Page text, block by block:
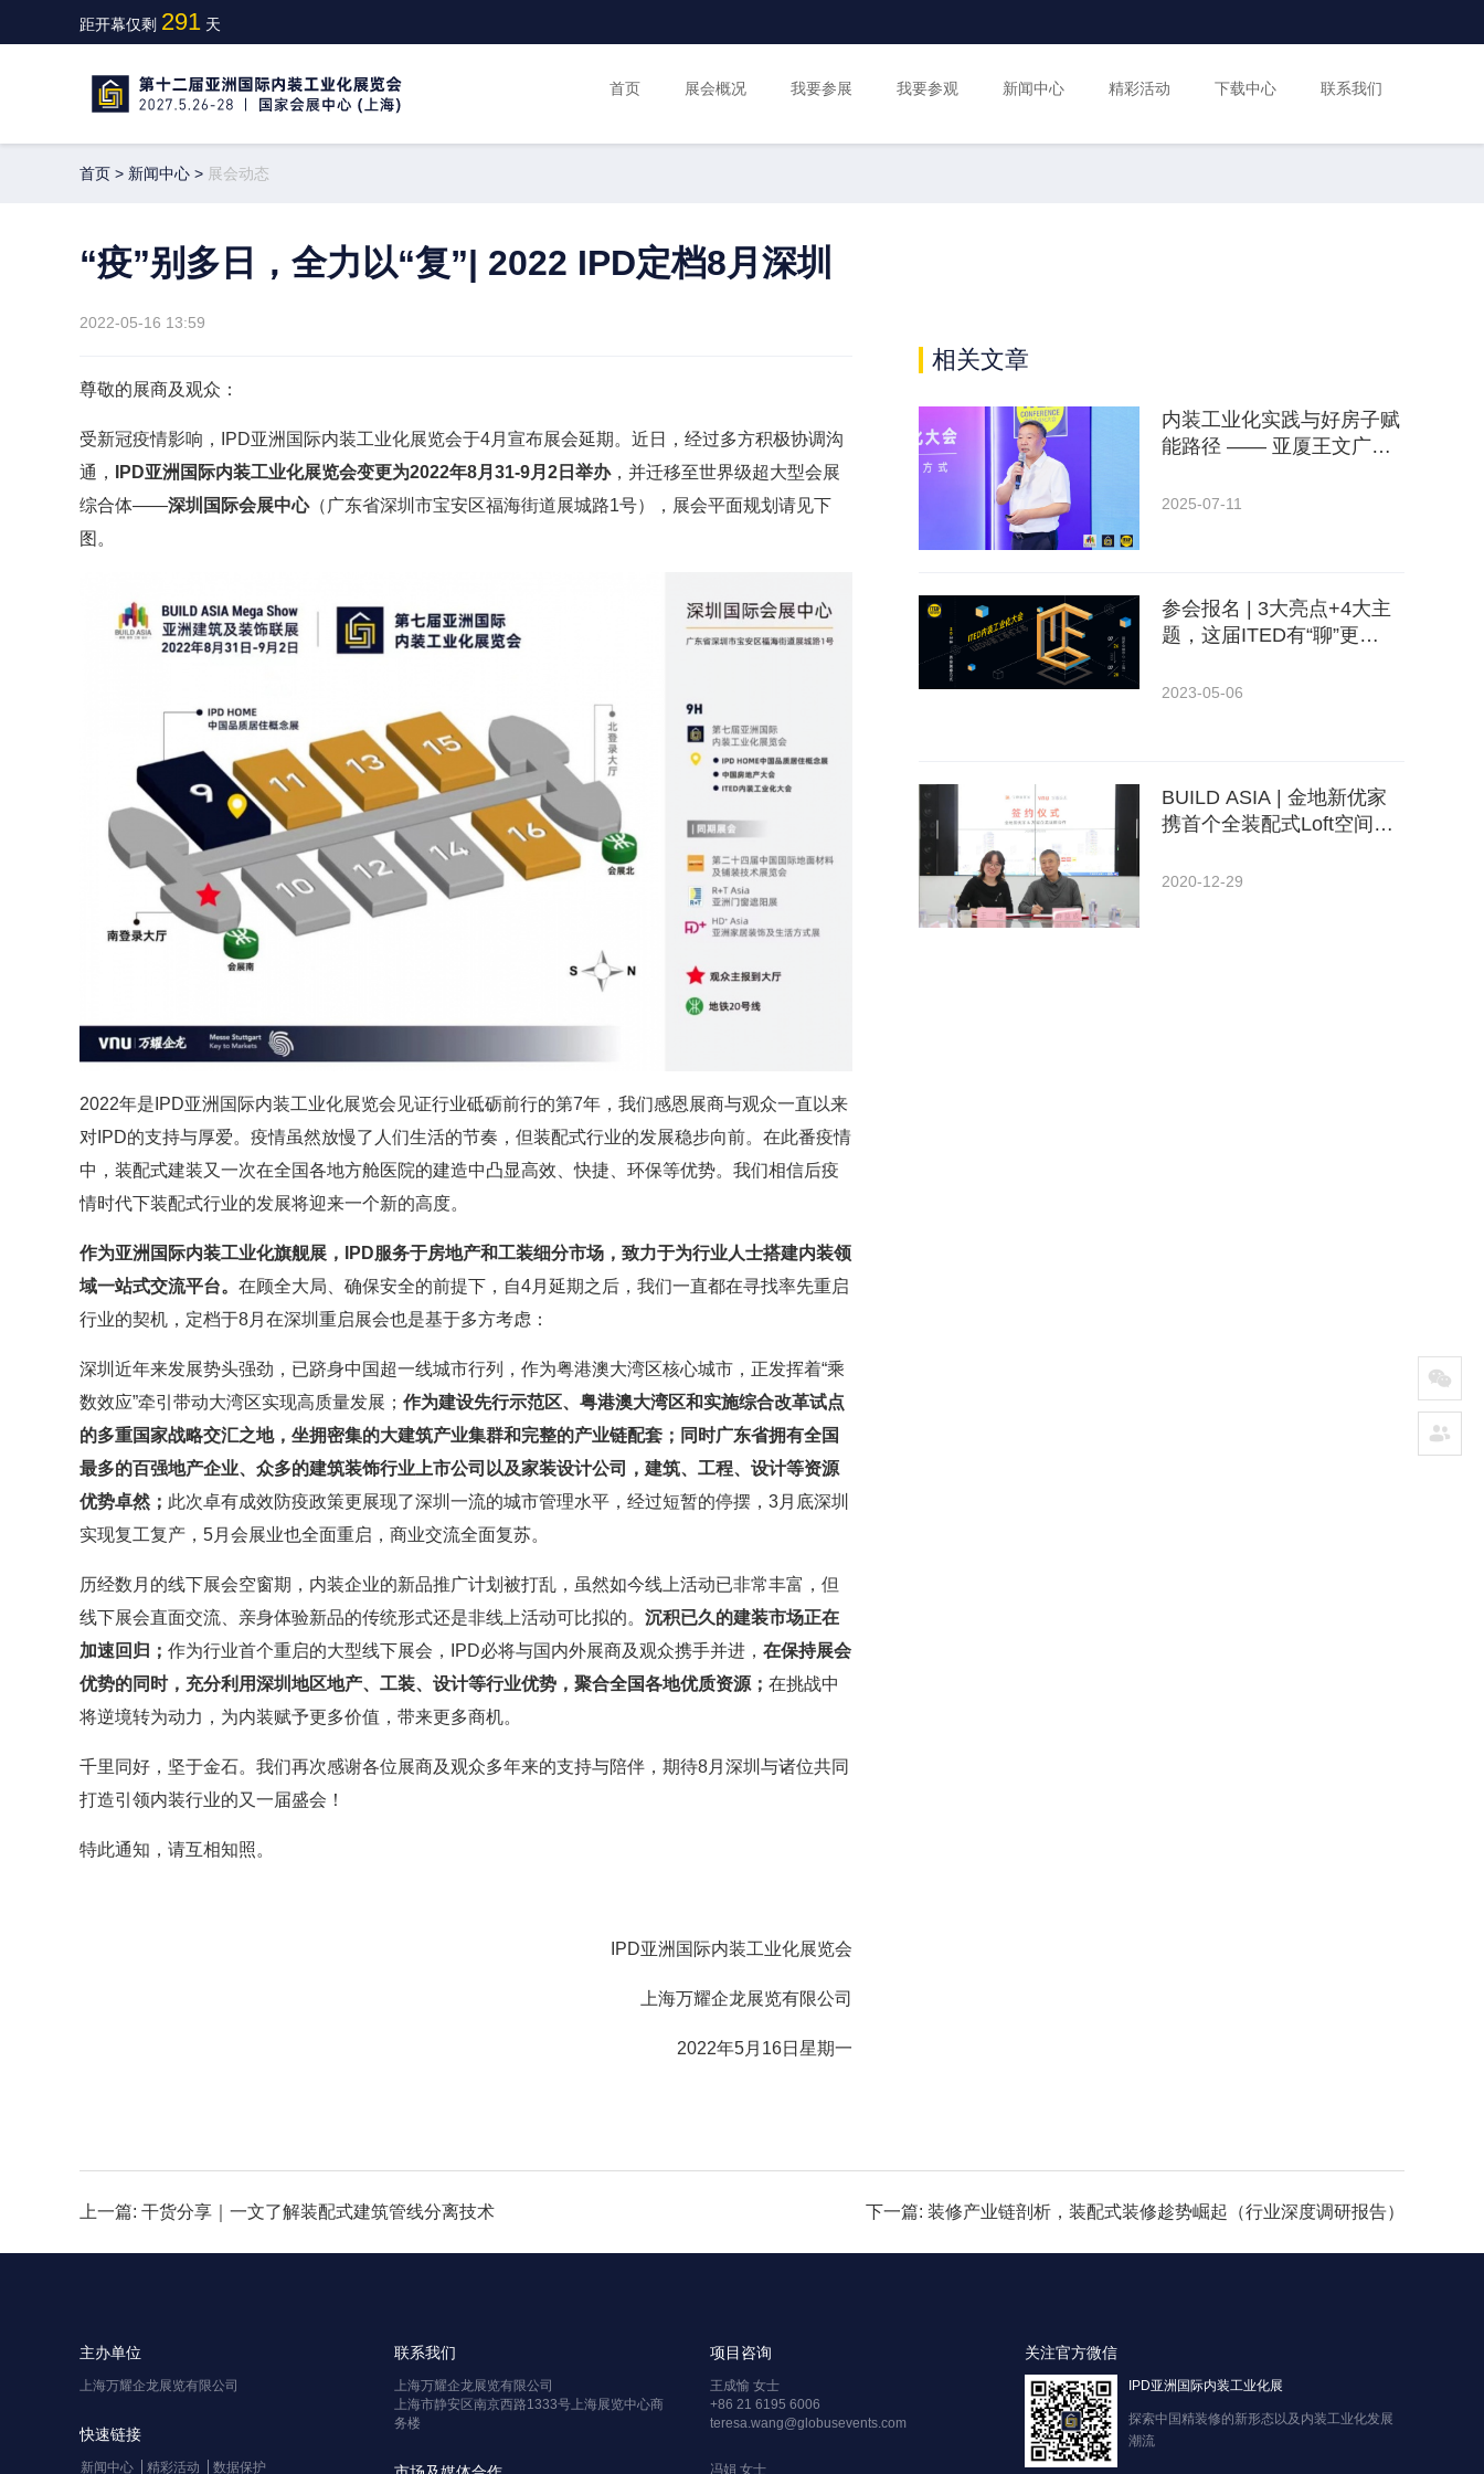
距开幕仅剩 291 天
首页 展会概况 我要参展 我要参观 新闻中心 精彩活动 下载中心 联系我们
首页 > 新闻中心 > 展会动态
“疫”别多日，全力以“复”| 2022 IPD定档8月深圳
2022-05-16 13:59
尊敬的展商及观众：
受新冠疫情影响，IPD亚洲国际内装工业化展览会于4月宣布展会延期。近日，经过多方积极协调沟
通，
PD亚洲国际内装工业化展览会变更为2022年8月31-9月2日举办，并迁移至世界级超大型会展
综合体——深圳国际会展中心（广东省深圳市宝安区福海街道展城路1号），展会平面规划请见下
图。
2022年是IPD亚洲国际内装工业化展览会见证行业砥砺前行的第7年，我们感恩展商与观众一直以来
对IPD的支持与厚爱。疫情虽然放慢了人们生活的节奏，但装配式行业的发展稳步向前。在此番疫情
中，装配式建装又一次在全国各地方舱医院的建造中凸显高效、快捷、环保等优势。我们相信后疫
情时代下装配式行业的发展将迎来一个新的高度。
作为亚洲国际内装工业化旗舰展，IPD服务于房地产和工装细分市场，致力于为行业人士搭建内装领
域一站式交流平台。 在顾全大局、确保安全的前提下，自4月延期之后，我们一直都在寻找率先重启
行业的契机，定档于8月在深圳重启展会也是基于多方考虑：
深圳近年来发展势头强劲，已跻身中国超一线城市行列，作为粤港澳大湾区核心城市，正发挥着“乘
数效应”牵引带动大湾区实现高质量发展； 作为建设先行示范区、粤港澳大湾区和实施综合改革试点
的多重国家战略交汇之地，坐拥密集的大建筑产业集群和完整的产业链配套； 同时广东省拥有全国
最多的百强地产企业、众多的建筑装饰行业上市公司以及家装设计公司，建筑、工程、设计等资源
优势卓然； 此次卓有成效防疫政策更展现了深圳一流的城市管理水平，经过短暂的停摆，3月底深圳
实现复工复产，5月会展业也全面重启，商业交流全面复苏。
历经数月的线下展会空窗期，内装企业的新品推广计划被打乱，虽然如今线上活动已非常丰富，但
线下展会直面交流、亲身体验新品的传统形式还是非线上活动可比拟的。 沉积已久的建装市场正在
加速回归； 作为行业首个重启的大型线下展会，IPD必将与国内外展商及观众携手并进， 在保持展会
优势的同时，充分利用深圳地区地产、工装、设计等行业优势，聚合全国各地优质资源； 在挑战中
将逆境转为动力，为内装赋予更多价值，带来更多商机。
千里同好，坚于金石。我们再次感谢各位展商及观众多年来的支持与陪伴，期待8月深圳与诸位共同
打造引领内装行业的又一届盛会！
特此通知，请互相知照。
IPD亚洲国际内装工业化展览会
上海万耀企龙展览有限公司
2022年5月16日星期一
相关文章
内装工业化实践与好房子赋
能路径 —— 亚厦王文广谈
方向
2025-07-11
参会报名 | 3大亮点+4大主
题，这届ITED有“聊”更
2023-05-06
BUILD ASIA | 金地新优家
携首个全装配式Loft空间落
化展览会
2020-12-29
上一篇: 干货分享｜一文了解装配式建筑管线分离技术 下一篇: 装修产业链剖析，装配式装修趁势崛起（行业深度调研报告）
主办单位
上海万耀企龙展览有限公司
快速链接
新闻中心 精彩活动 数据保护
联系我们
上海万耀企龙展览有限公司
上海市静安区南京西路1333号上海展览中心商
务楼
项目咨询
王成愉 女士
+86 21 6195 6006
teresa.wang@globusevents.com
冯娟 女士
关注官方微信
IPD亚洲国际内装工业化展
探索中国精装修的新形态以及内装工业化发展
潮流